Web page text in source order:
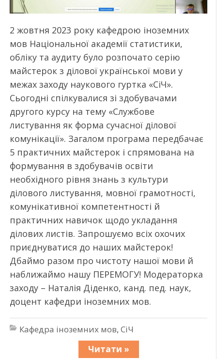
2 жовтня 2023 року кафедрою іноземних
мов Національної академії статистики,
обліку та аудиту було розпочато серію
майстерок з ділової української мови у
межах заходу наукового гуртка «СіЧ».
Сьогодні спілкувалися зі здобувачами
другого курсу на тему «Службове
листування як форма сучасної ділової
комунікації». Загалом програма передбачає
5 практичних майстерок і спрямована на
формування в здобувачів освіти
необхідного рівня знань з культури
ділового листування, мовної грамотності,
комунікативної компетентності й
практичних навичок щодо укладання
ділових листів. Запрошуємо всіх охочих
приєднуватися до наших майстерок!
Дбаймо разом про чистоту нашої мови й
наближаймо нашу ПЕРЕМОГУ! Модераторка
заходу – Наталія Діденко, канд. пед. наук,
доцент кафедри іноземних мов.
Кафедра іноземних мов, СіЧ
Читати »